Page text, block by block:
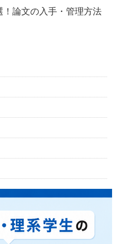
論文の入手・管理方法